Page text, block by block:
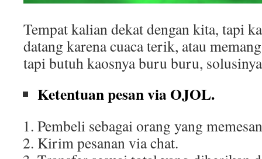
Tempat kalian dekat dengan kita, tapi
datang karena cuaca terik, atau
tapi butuh kaosnya buru buru,
Ketentuan pesan via OJOL.
Pembeli sebagai orang yang
Kirim pesanan via chat.